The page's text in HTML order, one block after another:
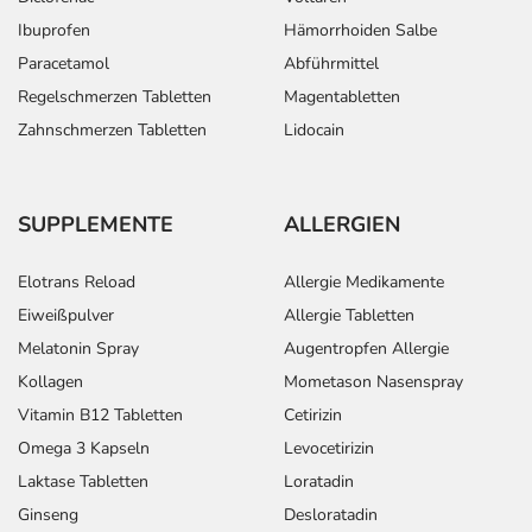
Wasser) ein.
Oder: Bereiten Sie das Arzneimittel zu und nehmen Sie
es ein. Dazu geben Sie es in ein Glas Wasser und rühren
gründlich um.
deshalb nur von Ihrem Arzt bestimmt.
Überdosierung?
Bei einer Überdosierung kann es unter anderem zu
Schläfrigkeit, Übelkeit, Erbrechen und
Koordinationsstörungen kommen. Setzen Sie sich bei
dem Verdacht auf eine Überdosierung umgehend mit
Einnahme vergessen?
Setzen Sie die Einnahme zum nächsten vorgeschriebenen
Ibuprofen
Paracetamol
Regelschmerzen Tabletten
Zahnschmerzen Tabletten
Hämorrhoiden Salbe
Abführmittel
Magentabletten
Lidocain
SUPPLEMENTE
Elotrans Reload
Eiweißpulver
Melatonin Spray
Kollagen
Vitamin B12 Tabletten
Omega 3 Kapseln
Laktase Tabletten
Ginseng
ALLERGIEN
Allergie Medikamente
Allergie Tabletten
Augentropfen Allergie
Mometason Nasenspray
Cetirizin
Levocetirizin
Loratadin
Desloratadin